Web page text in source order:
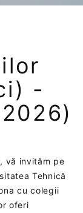
-
vă invităm pe
Tehnică
cu colegii
oferi